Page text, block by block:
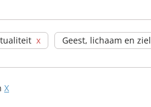
Geest, lichaam en ziel
X